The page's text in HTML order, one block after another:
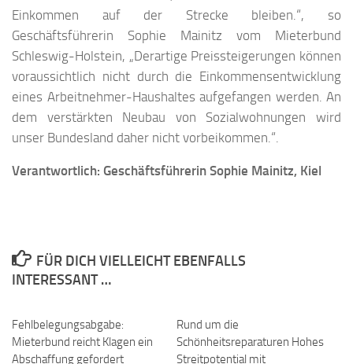
Einkommen auf der Strecke bleiben.“, so
Geschäftsführerin Sophie Mainitz vom Mieterbund
Schleswig-Holstein, „Derartige Preissteigerungen können
voraussichtlich nicht durch die Einkommensentwicklung
eines Arbeitnehmer-Haushaltes aufgefangen werden. An
dem verstärkten Neubau von Sozialwohnungen wird
unser Bundesland daher nicht vorbeikommen.“.
Verantwortlich: Geschäftsführerin Sophie Mainitz, Kiel
FÜR DICH VIELLEICHT EBENFALLS
INTERESSANT …
Fehlbelegungsabgabe:
Mieterbund reicht Klagen ein
Abschaffung gefordert
Rund um die
Schönheitsreparaturen Hohes
Streitpotential mit